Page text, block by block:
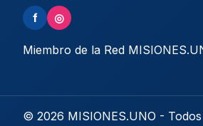
f ◎
Miembro de la Red
© 2026 MISIONES.UNO -